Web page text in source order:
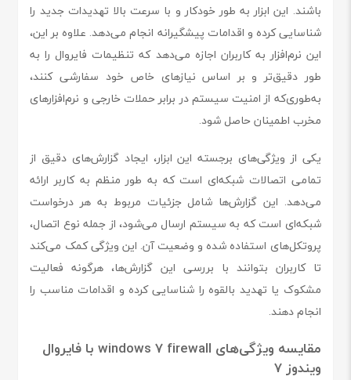
باشند. این ابزار به طور خودکار و با سرعت بالا تهدیدات جدید را
شناسایی کرده و اقدامات پیشگیرانه انجام می‌دهد. علاوه بر این،
این نرم‌افزار به کاربران اجازه می‌دهد که تنظیمات فایروال را به
طور دقیق‌تر و بر اساس نیازهای خاص خود سفارشی کنند،
به‌طوری‌که از امنیت سیستم در برابر حملات خارجی و نرم‌افزارهای
مخرب اطمینان حاصل شود.
یکی از ویژگی‌های برجسته این ابزار، ایجاد گزارش‌های دقیق از
تمامی اتصالات شبکه‌ای است که به طور منظم به کاربر ارائه
می‌دهد. این گزارش‌ها شامل جزئیات مربوط به هر درخواست
شبکه‌ای است که به سیستم ارسال می‌شود، از جمله نوع اتصال،
پروتکل‌های استفاده شده و وضعیت آن. این ویژگی کمک می‌کند
تا کاربران بتوانند با بررسی این گزارش‌ها، هرگونه فعالیت
مشکوک یا تهدید بالقوه را شناسایی کرده و اقدامات مناسب را
انجام دهند.
مقایسه ویژگی‌های windows 7 firewall با فایروال
ویندوز 7